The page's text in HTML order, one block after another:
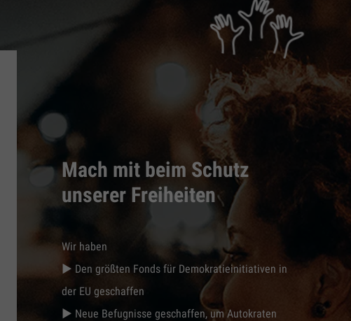
Mach mit beim Schutz
unserer Freiheiten
Wir haben
► Den größten Fonds für Demokratieinitiativen in
der EU geschaffen
► Neue Befugnisse geschaffen, um Autokraten